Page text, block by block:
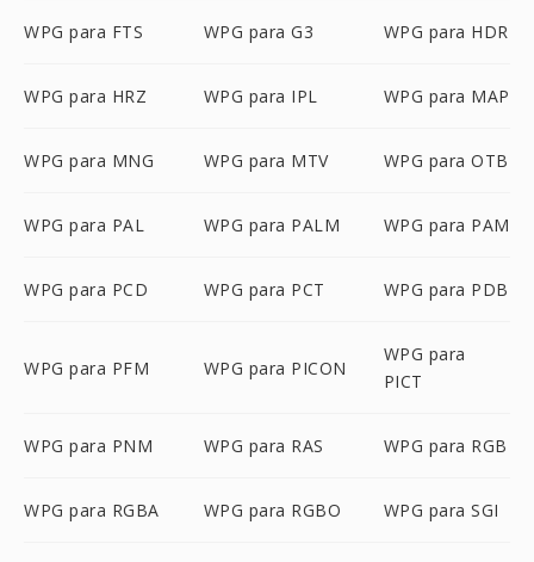
WPG para FTS WPG para G3 WPG para HDR
WPG para HRZ WPG para IPL WPG para MAP
WPG para MNG WPG para MTV WPG para OTB
WPG para PAL WPG para PALM WPG para PAM
WPG para PCD WPG para PCT WPG para PDB
WPG para PFM WPG para PICON
WPG para
PICT
WPG para PNM WPG para RAS WPG para RGB
WPG para RGBA WPG para RGBO WPG para SGI